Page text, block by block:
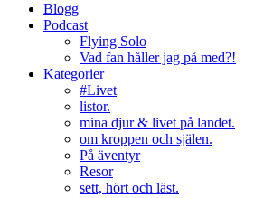
Blogg
Podcast
Flying Solo
Vad fan håller jag på med?!
Kategorier
#Livet
listor.
mina djur & livet på landet.
om kroppen och själen.
På äventyr
Resor
sett, hört och läst.